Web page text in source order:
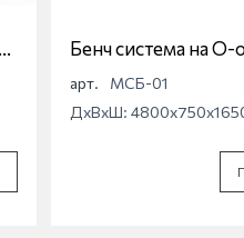
Бенч система на О-
опоре Магна МСБ-01
арт.
МСБ-01
ДхВхШ: